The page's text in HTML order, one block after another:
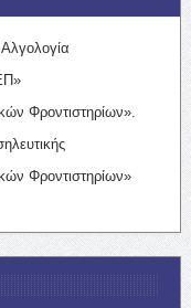
Φροντιστηρίων».
Φροντιστηρίων»